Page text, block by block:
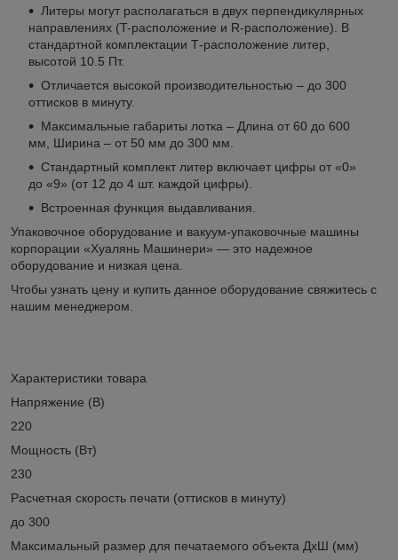
Литеры могут располагаться в двух перпендикулярных
направлениях (T-расположение и R-расположение). В
стандартной комплектации Т-расположение литер,
высотой 10.5 Пт.
Отличается высокой производительностью – до 300
оттисков в минуту.
Максимальные габариты лотка – Длина от 60 до 600
мм, Ширина – от 50 мм до 300 мм.
Стандартный комплект литер включает цифры от «0»
до «9» (от 12 до 4 шт. каждой цифры).
Встроенная функция выдавливания.
Упаковочное оборудование и вакуум-упаковочные машины
корпорации «Хуалянь Машинери» — это надежное
оборудование и низкая цена.
Чтобы узнать цену и купить данное оборудование свяжитесь с
нашим менеджером.
Характеристики товара
Напряжение (В)
220
Мощность (Вт)
230
Расчетная скорость печати (оттисков в минуту)
до 300
Максимальный размер для печатаемого объекта ДхШ (мм)